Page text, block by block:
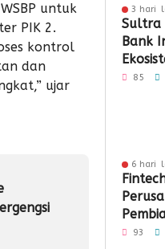
untuk
PIK 2.
kontrol
dan
ujar
3 hari
Sultra
Bank
QRIS
85
6 hari
93